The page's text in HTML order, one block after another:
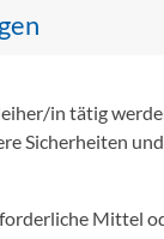
in tätig
Sicherheiten
Mittel